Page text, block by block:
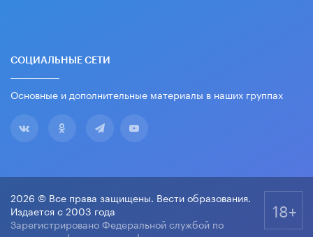
СОЦИАЛЬНЫЕ СЕТИ
Основные и дополнительные материалы в наших группах
2026 © Все права защищены. Вести образования.
Издается с 2003 года
Зарегистрировано Федеральной службой по
18+